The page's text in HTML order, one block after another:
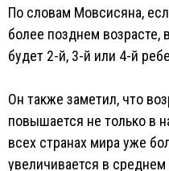
По словам Мовсисяна,
более позднем возрасте,
будет 2-й, 3-й или 4-й
Он также заметил, что
повышается не только в
всех странах мира уже
увеличивается в среднем